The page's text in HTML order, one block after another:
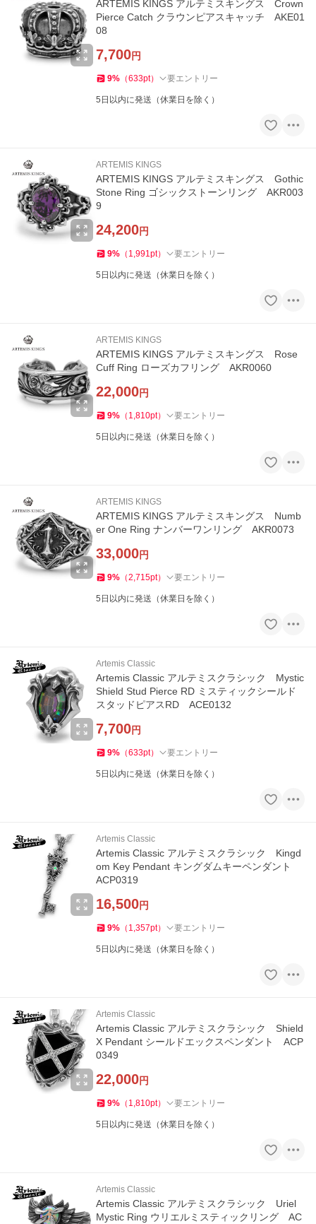
ARTEMIS KINGS アルテミスキングス Crown
Pierce Catch クラウンピアスキャッチ AKE01
08
7,700円
9% （633pt） 要エントリー
5日以内に発送（休業日を除く）
ARTEMIS KINGS
ARTEMIS KINGS アルテミスキングス Gothic
Stone Ring ゴシックストーンリング AKR003
9
24,200円
9% （ 1,991pt） 要エントリー
5日以内に発送（休業日を除く）
ARTEMIS KINGS
ARTEMIS KINGS アルテミスキングス Rose
Cuff Ring ローズカフリング AKR0060
22,000円
9% （ 1,810pt） 要エントリー
5日以内に発送（休業日を除く）
ARTEMIS KINGS
ARTEMIS KINGS アルテミスキングス Numb
er One Ring ナンバーワンリング AKR0073
33,000円
9% （2,715pt） 要エントリー
5日以内に発送（休業日を除く）
Artemis Classic
Artemis Classic アルテミスクラシック Mystic
Shield Stud Pierce RD ミスティックシールド
スタッドピアスRD ACE0132
7,700円
9% （633pt） 要エントリー
5日以内に発送（休業日を除く）
Artemis Classic
Artemis Classic アルテミスクラシック Kingd
om Key Pendant キングダムキーペンダント
ACP0319
16,500円
9% （ 1,357pt） 要エントリー
5日以内に発送（休業日を除く）
Artemis Classic
Artemis Classic アルテミスクラシック Shield
X Pendant シールドエックスペンダント ACP
0349
22,000円
9% （ 1,810pt） 要エントリー
5日以内に発送（休業日を除く）
Artemis Classic
Artemis Classic アルテミスクラシック Uriel
Mystic Ring ウリエルミスティックリング AC